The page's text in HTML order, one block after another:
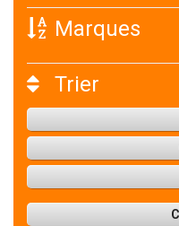
Marques
Trier